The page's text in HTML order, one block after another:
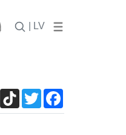
| LV
TikTokTwitter